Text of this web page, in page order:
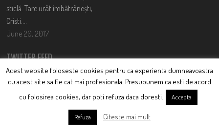
sticlă. Tare urât îmbătrânești,
Cristi….
June 20, 2017
TWITTER FEED
Could not authenticate you.
Acest website foloseste cookies pentru ca experienta dumneavoastra
cu acest site sa fie cat mai profesionala. Presupunem ca esti de acord
cu folosirea cookies, dar poti refuza daca doresti.
Accepta
Refuza Citeste mai mult